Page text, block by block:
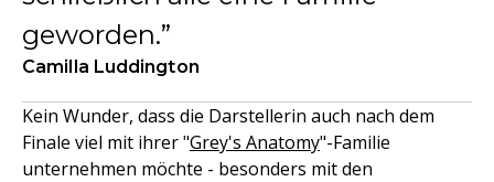
geworden.
Camilla Luddington
Kein Wunder, dass die Darstellerin auch nach dem
Finale viel mit ihrer "Grey's Anatomy"-Familie
unternehmen möchte - besonders mit den